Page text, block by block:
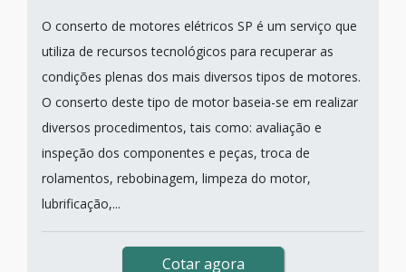
O conserto de motores elétricos SP é um serviço que
utiliza de recursos tecnológicos para recuperar as
condições plenas dos mais diversos tipos de motores.
O conserto deste tipo de motor baseia-se em realizar
diversos procedimentos, tais como: avaliação e
inspeção dos componentes e peças, troca de
rolamentos, rebobinagem, limpeza do motor,
lubrificação,...
Cotar agora